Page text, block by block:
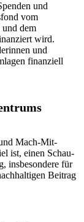
und
vom
dem
wird.
und
finanziell
Mach-Mit-
ist, einen Schau-
insbesondere für
Beitrag